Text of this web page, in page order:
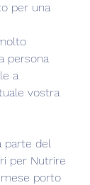
per una
persona
a
vostra
parte del
per Nutrire
porto